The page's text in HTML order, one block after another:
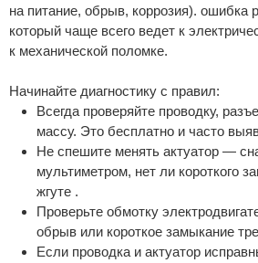
на питание, обрыв, коррозия). ошибка
который чаще всего ведет к
к механической поломке.
Начинайте диагностику с правил:
Всегда проверяйте проводку,
массу. Это бесплатно и часто
Не спешите менять актуатор —
мультиметром, нет ли короткого
жгуте .
Проверьте обмотку
обрыв или короткое замыкание
Если проводка и актуатор